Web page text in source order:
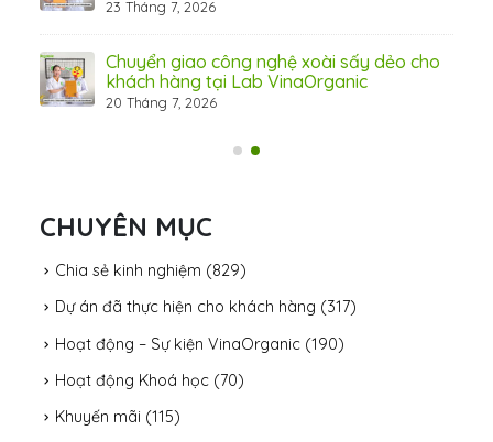
23 Tháng 7, 2026
Chuyển giao công nghệ xoài sấy dẻo cho
khách hàng tại Lab VinaOrganic
20 Tháng 7, 2026
CHUYÊN MỤC
Chia sẻ kinh nghiệm (829)
Dự án đã thực hiện cho khách hàng (317)
Hoạt động – Sự kiện VinaOrganic (190)
Hoạt động Khoá học (70)
Khuyến mãi (115)